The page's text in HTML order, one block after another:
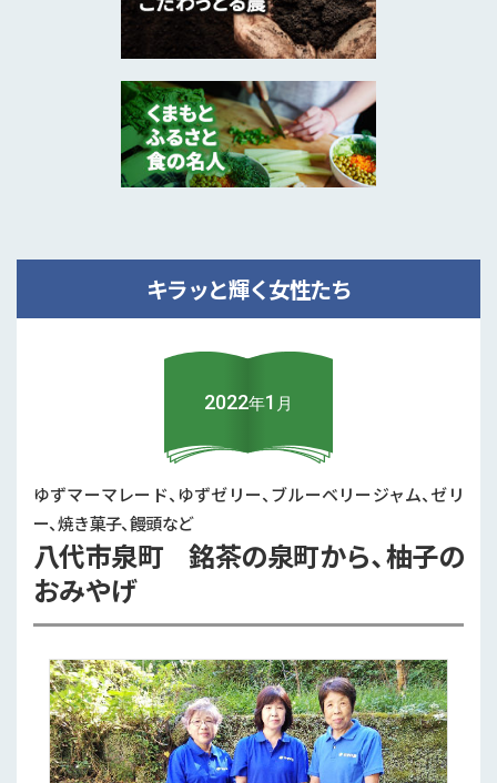
キラッと輝く女性たち
2022年1 月
ゆずマーマレード、ゆずゼリー、ブルーベリージャム、ゼリ
ー、焼き菓子、饅頭など
八代市泉町 銘茶の泉町から、柚子の
おみやげ
2024年12月
みかん、梨、タケノコ
熊本市
「食」を通してつながる出会いを大･･･
2024年9月
紅一点！地域営農法人を担って
2024年9月
レンコン、水稲
新鮮な野菜の味・農家の思いを確実･･･
一覧を見る